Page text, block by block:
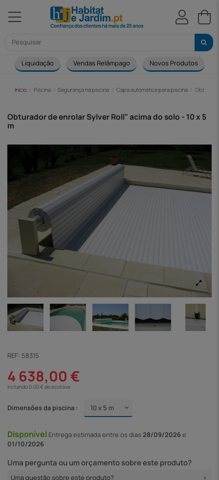
Liquidação Vendas Relâmpago Novos Produtos
Início Piscina Segurança na piscina Capa automática para piscina
Obturador de enrolar Sylver Roll" acima do solo - 10 x 5
m
REF: 58315
4 638,00 €
Incluindo 0,00 € de ecotaxa
Dimensões da piscina :
Disponível Entregaestimada entre os dias 28/09/2026e
01/10/2026
Uma pergunta ou um orçamento sobre este produto?
Uma questão sobre este produto?